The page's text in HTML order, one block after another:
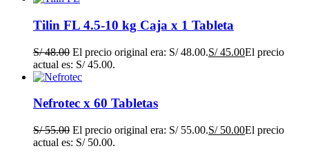
Tilin FL 4.5-10 kg Caja x 1 Tableta
S/48.00 El precio original era: S/ 48.00.S/45.00El precio
actual es: S/ 45.00.
Nefrotec x 60 Tabletas
S/55.00 El precio original era: S/ 55.00.S/50.00El precio
actual es: S/ 50.00.